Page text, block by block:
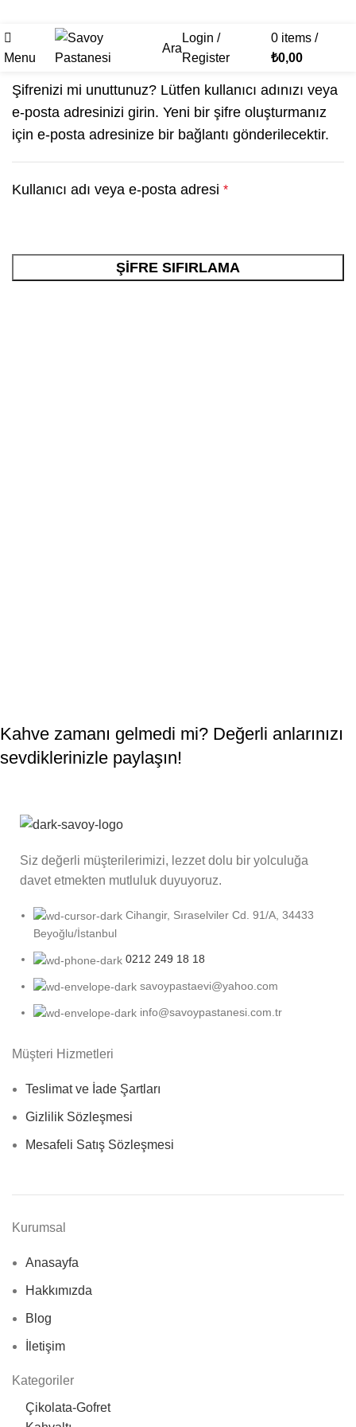
Menu
Ara
Login /
Register
0 items /
₺0,00
Şifrenizi mi unuttunuz? Lütfen kullanıcı adınızı veya
e-posta adresinizi girin. Yeni bir şifre oluşturmanız
için e-posta adresinize bir bağlantı gönderilecektir.
Kullanıcı adı veya e-posta adresi *
ŞIFRE SIFIRLAMA
Kahve zamanı gelmedi mi? Değerli anlarınızı
sevdiklerinizle paylaşın!
Siz değerli müşterilerimizi, lezzet dolu bir yolculuğa
davet etmekten mutluluk duyuyoruz.
Cihangir, Sıraselviler Cd. 91/A, 34433
Beyoğlu/İstanbul
0212 249 18 18
savoypastaevi@yahoo.com
info@savoypastanesi.com.tr
Müşteri Hizmetleri
Teslimat ve İade Şartları
Gizlilik Sözleşmesi
Mesafeli Satış Sözleşmesi
Kurumsal
Anasayfa
Hakkımızda
Blog
İletişim
Kategoriler
Çikolata-Gofret